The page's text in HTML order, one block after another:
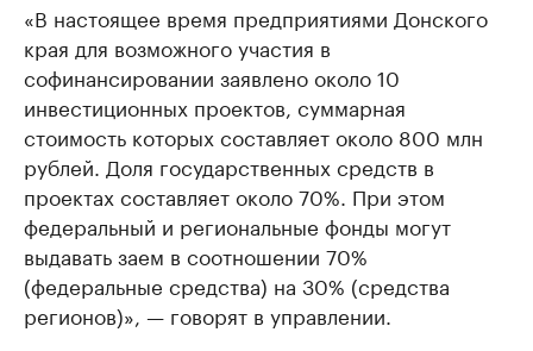
«В настоящее время предприятиями Донского
края для возможного участия в
софинансировании заявлено около 10
инвестиционных проектов, суммарная
стоимость которых составляет около 800 млн
рублей. Доля государственных средств в
проектах составляет около 70%. При этом
федеральный и региональные фонды могут
выдавать заем в соотношении 70%
(федеральные средства) на 30% (средства
регионов)», — говорят в управлении.